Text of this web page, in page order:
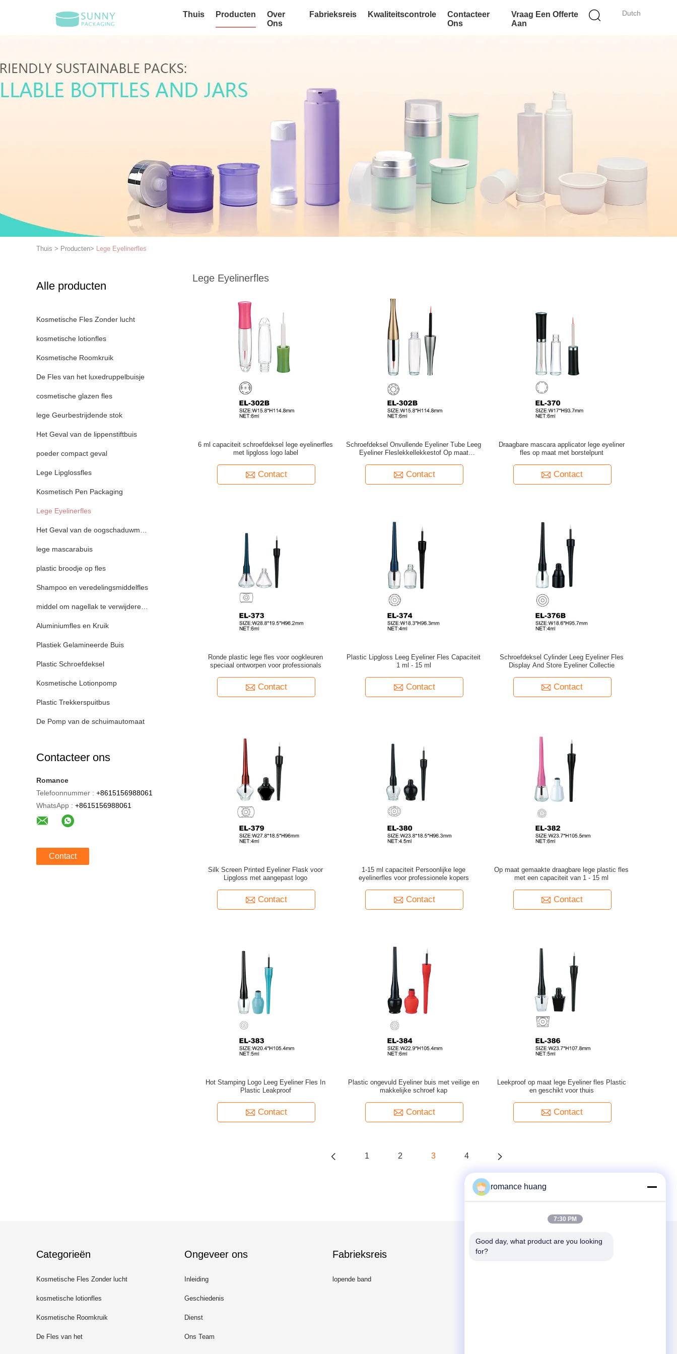
Dutch
Thuis Producten
Over
Ons
Fabrieksreis Kwaliteitscontrole
Contacteer
Ons
Vraag Een Offerte
Aan
Thuis > Producten> Lege Eyelinerfles
Alle producten
Kosmetische Fles Zonder lucht
kosmetische lotionfles
Kosmetische Roomkruik
De Fles van het luxedruppelbuisje
cosmetische glazen fles
lege Geurbestrijdende stok
Het Geval van de lippenstiftbuis
poeder compact geval
Lege Lipglossfles
Kosmetisch Pen Packaging
Lege Eyelinerfles
Het Geval van de oogschaduwmake-up
lege mascarabuis
plastic broodje op fles
Shampoo en veredelingsmiddelfles
middel om nagellak te verwijderenfles
Aluminiumfles en Kruik
Plastiek Gelamineerde Buis
Plastic Schroefdeksel
Kosmetische Lotionpomp
Plastic Trekkerspuitbus
De Pomp van de schuimautomaat
Contacteer ons
Romance
Telefoonnummer : +8615156988061
WhatsApp : +8615156988061
Contact
Lege Eyelinerfles
6 ml capaciteit schroefdeksel lege eyelinerfles
met lipgloss logo label
Contact
Schroefdeksel Onvullende Eyeliner Tube Leeg
Eyeliner Fleslekkellekkestof Op maat
Contact
Draagbare mascara applicator lege eyeliner
fles op maat met borstelpunt
Contact
Ronde plastic lege fles voor oogkleuren
speciaal ontworpen voor professionals
Contact
Plastic Lipgloss Leeg Eyeliner Fles Capaciteit
1 ml - 15 ml
Contact
Schroefdeksel Cylinder Leeg Eyeliner Fles
Display And Store Eyeliner Collectie
Contact
Silk Screen Printed Eyeliner Flask voor
Lipgloss met aangepast logo
Contact
1-15 ml capaciteit Persoonlijke lege
eyelinerfles voor professionele kopers
Contact
Op maat gemaakte draagbare lege plastic fles
met een capaciteit van 1 - 15 ml
Contact
Hot Stamping Logo Leeg Eyeliner Fles In
Plastic Leakproof
Contact
Plastic ongevuld Eyeliner buis met veilige en
makkelijke schroef kap
Contact
Leekproof op maat lege Eyeliner fles Plastic
en geschikt voor thuis
Contact
1 2 3 4
Categorieën
Kosmetische Fles Zonder lucht
kosmetische lotionfles
Kosmetische Roomkruik
De Fles van het
Ongeveer ons
Inleiding
Geschiedenis
Dienst
Ons Team
Fabrieksreis
lopende band
Mail ons
romance huang
7:30 PM
Good day, what product are you looking
for?